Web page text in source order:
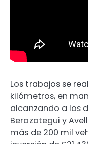
Los trabajos se
kilómetros, en
alcanzando a los
Berazategui y
más de 200 mil